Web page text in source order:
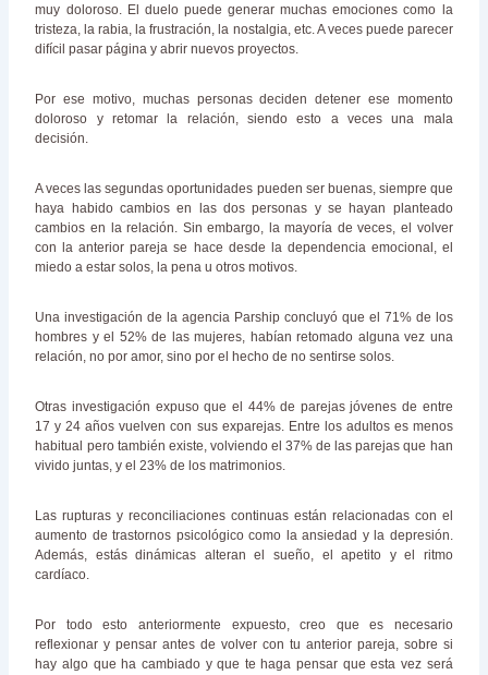
muy doloroso. El duelo puede generar muchas emociones como la
tristeza, la rabia, la frustración, la nostalgia, etc. A veces puede parecer
difícil pasar página y abrir nuevos proyectos.
Por ese motivo, muchas personas deciden detener ese momento
doloroso y retomar la relación, siendo esto a veces una mala
decisión.
A veces las segundas oportunidades pueden ser buenas, siempre que
haya habido cambios en las dos personas y se hayan planteado
cambios en la relación. Sin embargo, la mayoría de veces, el volver
con la anterior pareja se hace desde la dependencia emocional, el
miedo a estar solos, la pena u otros motivos.
Una investigación de la agencia Parship concluyó que el 71% de los
hombres y el 52% de las mujeres, habían retomado alguna vez una
relación, no por amor, sino por el hecho de no sentirse solos.
Otras investigación expuso que el 44% de parejas jóvenes de entre
17 y 24 años vuelven con sus exparejas. Entre los adultos es menos
habitual pero también existe, volviendo el 37% de las parejas que han
vivido juntas, y el 23% de los matrimonios.
Las rupturas y reconciliaciones continuas están relacionadas con el
aumento de trastornos psicológico como la ansiedad y la depresión.
Además, estás dinámicas alteran el sueño, el apetito y el ritmo
cardíaco.
Por todo esto anteriormente expuesto, creo que es necesario
reflexionar y pensar antes de volver con tu anterior pareja, sobre si
hay algo que ha cambiado y que te haga pensar que esta vez será